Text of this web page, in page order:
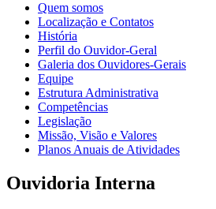
Quem somos
Localização e Contatos
História
Perfil do Ouvidor-Geral
Galeria dos Ouvidores-Gerais
Equipe
Estrutura Administrativa
Competências
Legislação
Missão, Visão e Valores
Planos Anuais de Atividades
Ouvidoria Interna